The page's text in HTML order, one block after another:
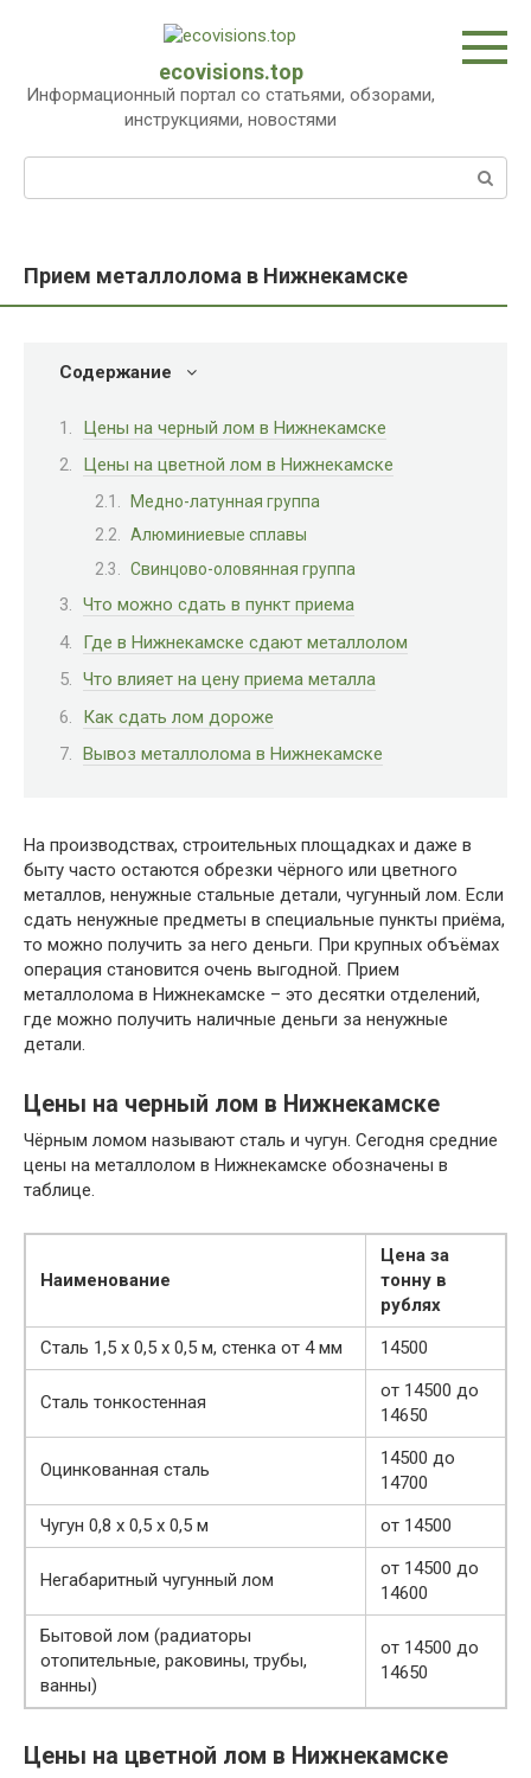
ecovisions.top
Информационный портал со статьями, обзорами,
инструкциями, новостями
Прием металлолома в Нижнекамске
Содержание
Цены на черный лом в Нижнекамске
Цены на цветной лом в Нижнекамске
Медно-латунная группа
Алюминиевые сплавы
Свинцово-оловянная группа
Что можно сдать в пункт приема
Где в Нижнекамске сдают металлолом
Что влияет на цену приема металла
Как сдать лом дороже
Вывоз металлолома в Нижнекамске
На производствах, строительных площадках и даже в
быту часто остаются обрезки чёрного или цветного
металлов, ненужные стальные детали, чугунный лом. Если
сдать ненужные предметы в специальные пункты приёма,
то можно получить за него деньги. При крупных объёмах
операция становится очень выгодной. Прием
металлолома в Нижнекамске – это десятки отделений,
где можно получить наличные деньги за ненужные
детали.
Цены на черный лом в Нижнекамске
Чёрным ломом называют сталь и чугун. Сегодня средние
цены на металлолом в Нижнекамске обозначены в
таблице.
Наименование
Цена за
тонну в
рублях
Сталь 1,5 х 0,5 х 0,5 м, стенка от 4 мм
14500
Сталь тонкостенная
от 14500 до
14650
Оцинкованная сталь
14500 до
14700
Чугун 0,8 х 0,5 х 0,5 м
от 14500
Негабаритный чугунный лом
от 14500 до
14600
Бытовой лом (радиаторы
отопительные, раковины, трубы,
ванны)
от 14500 до
14650
Цены на цветной лом в Нижнекамске